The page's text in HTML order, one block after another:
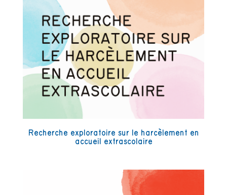
Recherche exploratoire sur le harcèlement en
accueil extrascolaire